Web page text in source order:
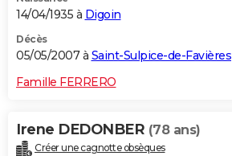
14/04/1935 à Digoin
Décès
05/05/2007 à Saint-Sulpice-de-Favières
Famille FERRERO
Irene DEDONBER (78 ans)
Créer une cagnotte obsèques